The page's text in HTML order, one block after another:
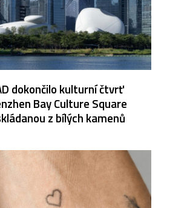
dokončilo kulturní čtvrť
Bay Culture Square
z bílých kamenů